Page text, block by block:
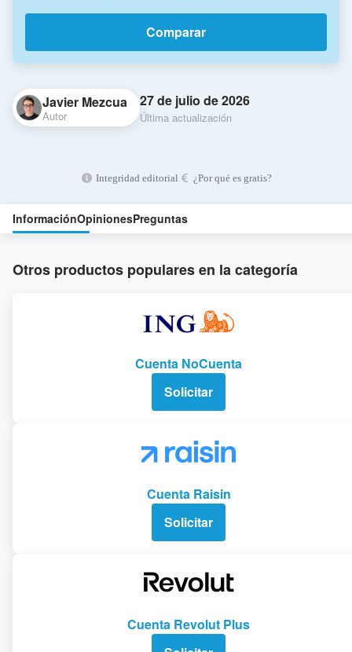
Comparar
Javier Mezcua
Autor
27 de julio de 2026
Última actualización
Integridad editorial ¿Por qué es gratis?
InformaciónOpinionesPreguntas
Otros productos populares en la categoría
Cuenta NoCuenta
Solicitar
Cuenta Raisin
Solicitar
Cuenta Revolut Plus